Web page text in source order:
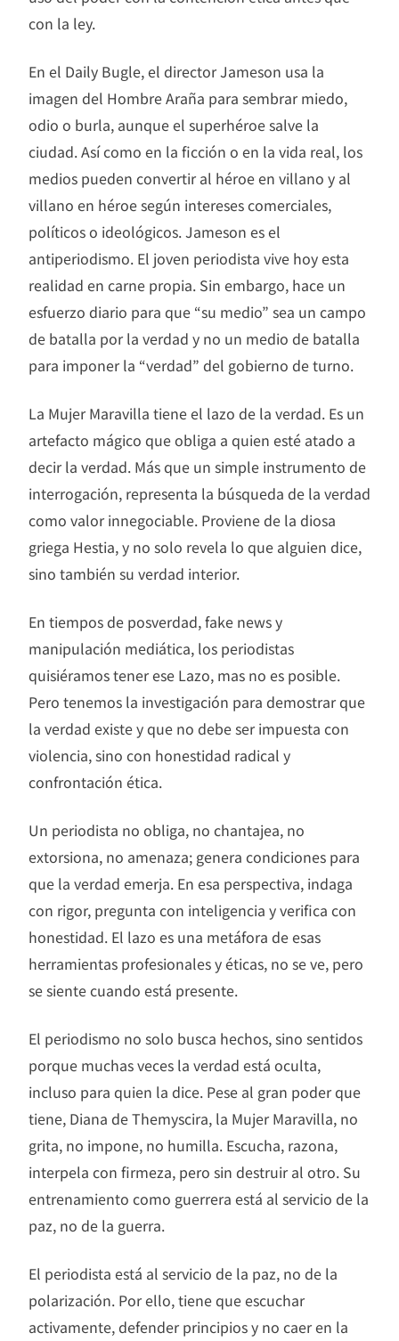
con la ley.
En el Daily Bugle, el director Jameson usa la
imagen del Hombre Araña para sembrar miedo,
odio o burla, aunque el superhéroe salve la
ciudad. Así como en la ficción o en la vida real, los
medios pueden convertir al héroe en villano y al
villano en héroe según intereses comerciales,
políticos o ideológicos. Jameson es el
antiperiodismo. El joven periodista vive hoy esta
realidad en carne propia. Sin embargo, hace un
esfuerzo diario para que “su medio” sea un campo
de batalla por la verdad y no un medio de batalla
para imponer la “verdad” del gobierno de turno.
La Mujer Maravilla tiene el lazo de la verdad. Es un
artefacto mágico que obliga a quien esté atado a
decir la verdad. Más que un simple instrumento de
interrogación, representa la búsqueda de la verdad
como valor innegociable. Proviene de la diosa
griega Hestia, y no solo revela lo que alguien dice,
sino también su verdad interior.
En tiempos de posverdad, fake news y
manipulación mediática, los periodistas
quisiéramos tener ese Lazo, mas no es posible.
Pero tenemos la investigación para demostrar que
la verdad existe y que no debe ser impuesta con
violencia, sino con honestidad radical y
confrontación ética.
Un periodista no obliga, no chantajea, no
extorsiona, no amenaza; genera condiciones para
que la verdad emerja. En esa perspectiva, indaga
con rigor, pregunta con inteligencia y verifica con
honestidad. El lazo es una metáfora de esas
herramientas profesionales y éticas, no se ve, pero
se siente cuando está presente.
El periodismo no solo busca hechos, sino sentidos
porque muchas veces la verdad está oculta,
incluso para quien la dice. Pese al gran poder que
tiene, Diana de Themyscira, la Mujer Maravilla, no
grita, no impone, no humilla. Escucha, razona,
interpela con firmeza, pero sin destruir al otro. Su
entrenamiento como guerrera está al servicio de la
paz, no de la guerra.
El periodista está al servicio de la paz, no de la
polarización. Por ello, tiene que escuchar
activamente, defender principios y no caer en la